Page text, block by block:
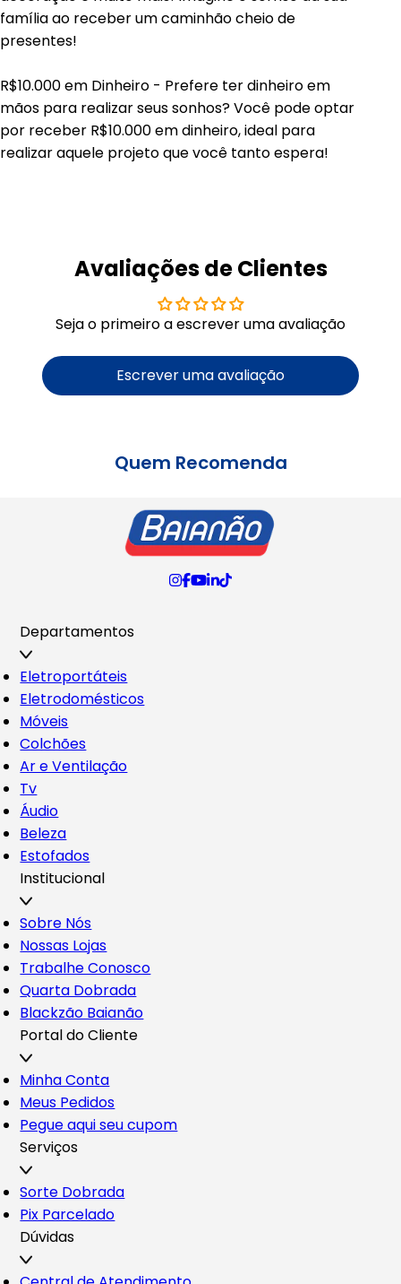
família ao receber um caminhão cheio de
presentes!
R$10.000 em Dinheiro - Prefere ter dinheiro em
mãos para realizar seus sonhos? Você pode optar
por receber R$10.000 em dinheiro, ideal para
realizar aquele projeto que você tanto espera!
Avaliações de Clientes
Seja o primeiro a escrever uma avaliação
Escrever uma avaliação
Quem Recomenda
Departamentos
Eletroportáteis
Eletrodomésticos
Móveis
Colchões
Ar e Ventilação
Tv
Áudio
Beleza
Estofados
Institucional
Sobre Nós
Nossas Lojas
Trabalhe Conosco
Quarta Dobrada
Blackzão Baianão
Portal do Cliente
Minha Conta
Meus Pedidos
Pegue aqui seu cupom
Serviços
Sorte Dobrada
Pix Parcelado
Dúvidas